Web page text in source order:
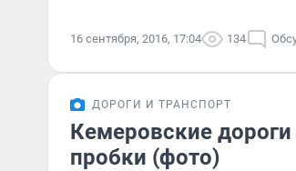
16 сентября, 2016, 17:04 134
ДОРОГИ И ТРАНСПОРТ
Кемеровские
пробки (фото)